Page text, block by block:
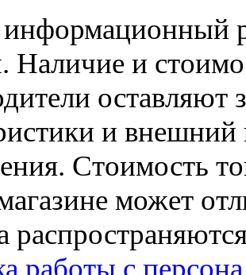
Наличие и
оставляют
и внешний
Стоимость
может
работы с